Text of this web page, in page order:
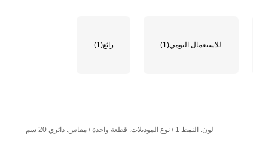
للاستعمال اليومي(1) رائع(1)
لون: النمط 1 / نوع الموديلات: قطعة واحدة / مقاس: دائري 20 سم